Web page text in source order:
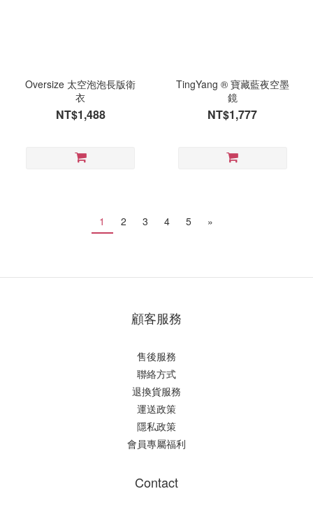
Oversize 太空泡泡長版衛
衣
NT$1,488
TingYang ® 寶藏藍夜空墨
鏡
NT$1,777
1 2 3 4 5 »
顧客服務
售後服務
聯絡方式
退換貨服務
運送政策
隱私政策
會員專屬福利
Contact